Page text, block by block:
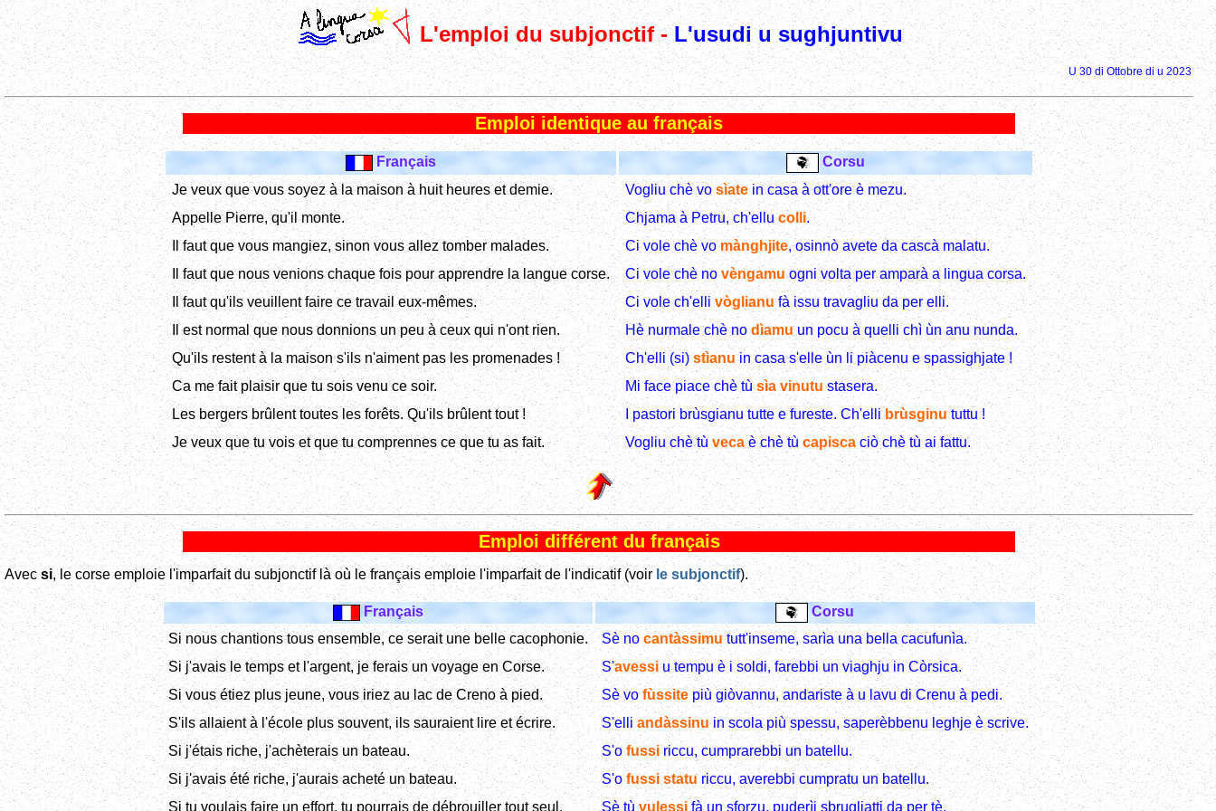
L'emploi du subjonctif -L'usudi u sughjuntivu
U 30 di Ottobre di u 2023
Emploi identique au français
Français
Corsu
Je veux que vous soyez à la maison à huit heures et demie.
Vogliu chè vo sìate in casa à ott'ore è mezu.
Appelle Pierre, qu'il monte.
Chjama à Petru, ch'ellucolli.
Il faut que vous mangiez, sinon vous allez tomber malades.
Ci vole chè vomànghjite, osinnò avete da cascà malatu.
Il faut que nous venions chaque fois pour apprendre la langue corse.
Ci vole chè no vèngamuogni volta per amparà a lingua corsa.
Il faut qu'ils veuillent faire ce travail eux-mêmes.
Ci vole ch'ellivòglianufà issu travagliu da per elli.
Il est normal que nous donnions un peu à ceux qui n'ont rien.
Hè nurmale chè no dìamuun pocu à quelli chì ùn anu nunda.
Qu'ils restent à la maison s'ils n'aiment pas les promenades !
Ch'elli (si)stìanuin casa s'elle ùn li piàcenu e spassighjate !
Ca me fait plaisir que tu sois venu ce soir.
Mi face piace chè tùsìa vinutu stasera.
Les bergers brûlent toutes les forêts. Qu'ils brûlent tout !
I pastori brùsgianu tutte e fureste. Ch'ellibrùsginututtu !
Je veux que tu vois et que tu comprennes ce que tu as fait.
Vogliu chè tùveca è chè tùcapisca ciò chè tù ai fattu.
Emploi différent du français
Avecsi, le corse emploie l'imparfait du subjonctif là où le français emploie l'imparfait de l'indicatif (voir le subjonctif).
Français
Corsu
Si nous chantions tous ensemble, ce serait une belle cacophonie.
Sè nocantàssimututt'inseme, sarìa una bella cacufunìa.
Si j'avais le temps et l'argent, je ferais un voyage en Corse.
S'avessiu tempu è i soldi, farebbi un viaghju in Còrsica.
Si vous étiez plus jeune, vous iriez au lac de Creno à pied.
Sè vofùssitepiù giòvannu, andariste à u lavu di Crenu à pedi.
S'ils allaient à l'école plus souvent, ils sauraient lire et écrire.
S'elli andàssinu in scola più spessu, saperèbbenu leghje è scrive.
Si j'étais riche, j'achèterais un bateau.
S'o fussiriccu, cumprarebbi un batellu.
Si j'avais été riche, j'aurais acheté un bateau.
S'ofussi staturiccu, averebbi cumpratu un batellu.
Si tu voulais faire un effort, tu pourrais de débrouiller tout seul.
Sè tù vulessifà un sforzu, puderìi sbrugliatti da per tè.